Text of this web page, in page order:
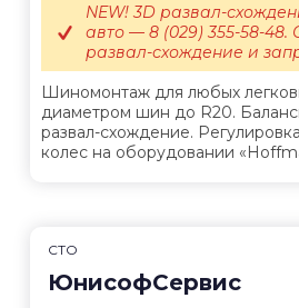
Шиномонтаж для любых
диаметром шин до R20.
развал-схождение.
колес на оборудовании
NEW! 3D развал-
авто — 8 (029) 355-58-48.
развал-схождение и
СТО
ЮнисофСервис